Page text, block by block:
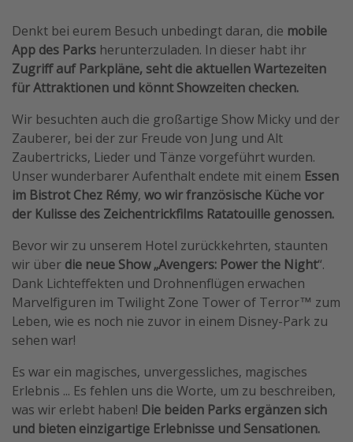
Denkt bei eurem Besuch unbedingt daran, die mobile
App des Parks herunterzuladen. In dieser habt ihr
Zugriff auf Parkpläne, seht die aktuellen Wartezeiten
für Attraktionen und könnt Showzeiten checken.
Wir besuchten auch die großartige Show Micky und der
Zauberer, bei der zur Freude von Jung und Alt
Zaubertricks, Lieder und Tänze vorgeführt wurden.
Unser wunderbarer Aufenthalt endete mit einem Essen
im Bistrot Chez Rémy, wo wir französische Küche vor
der Kulisse des Zeichentrickfilms Ratatouille genossen.
Bevor wir zu unserem Hotel zurückkehrten, staunten
wir über die neue Show „Avengers: Power the Night“.
Dank Lichteffekten und Drohnenflügen erwachen
Marvelfiguren im Twilight Zone Tower of Terror™️ zum
Leben, wie es noch nie zuvor in einem Disney-Park zu
sehen war!
Es war ein magisches, unvergessliches, magisches
Erlebnis ... Es fehlen uns die Worte, um zu beschreiben,
was wir erlebt haben! Die beiden Parks ergänzen sich
und bieten einzigartige Erlebnisse und Sensationen.